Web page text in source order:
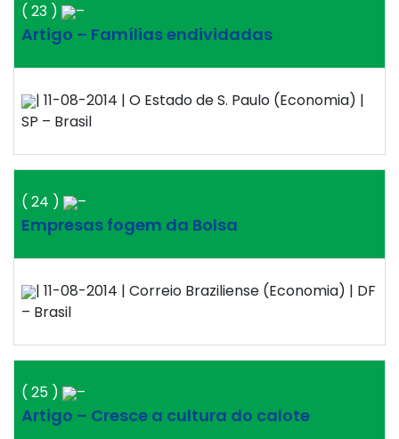
( 23 ) –
Artigo – Famílias endividadas
| 11-08-2014 | O Estado de S. Paulo (Economia) |
SP – Brasil
( 24 ) –
Empresas fogem da Bolsa
| 11-08-2014 | Correio Braziliense (Economia) | DF
– Brasil
( 25 ) –
Artigo – Cresce a cultura do calote